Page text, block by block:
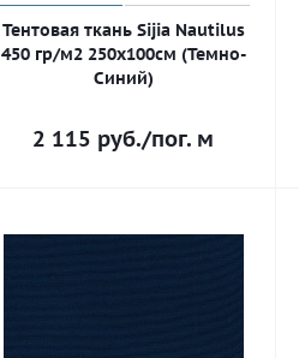
Тентовая ткань Sijia Nautilus
450 гр/м2 250х100см (Темно-
Синий)
2 115 руб./пог. м